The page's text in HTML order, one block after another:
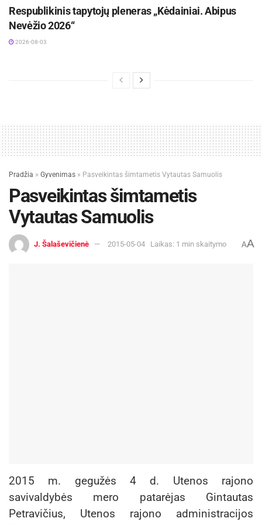
Respublikinis tapytojų pleneras „Kėdainiai. Abipus
Nevėžio 2026“
2026-08-03
Pradžia » Gyvenimas » Pasveikintas šimtametis Vytautas Samuolis
Pasveikintas šimtametis
Vytautas Samuolis
J. Šalaševičienė 2015-05-04 Laikas: 1 min skaitymo AA
2015 m. gegužės 4 d. Utenos rajono
savivaldybės mero patarėjas Gintautas
Petravičius, Utenos rajono administracijos